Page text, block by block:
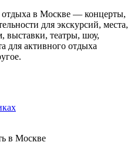
в Москве — концерты,
для экскурсий, места,
выставки, театры, шоу,
для активного отдыха
в Москве